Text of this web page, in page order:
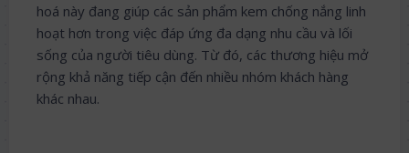
hoá này đang giúp các sản phẩm kem chống nắng linh
hoạt hơn trong việc đáp ứng đa dạng nhu cầu và lối
sống của người tiêu dùng. Từ đó, các thương hiệu mở
rộng khả năng tiếp cận đến nhiều nhóm khách hàng
khác nhau.